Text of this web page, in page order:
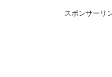
スポンサーリ